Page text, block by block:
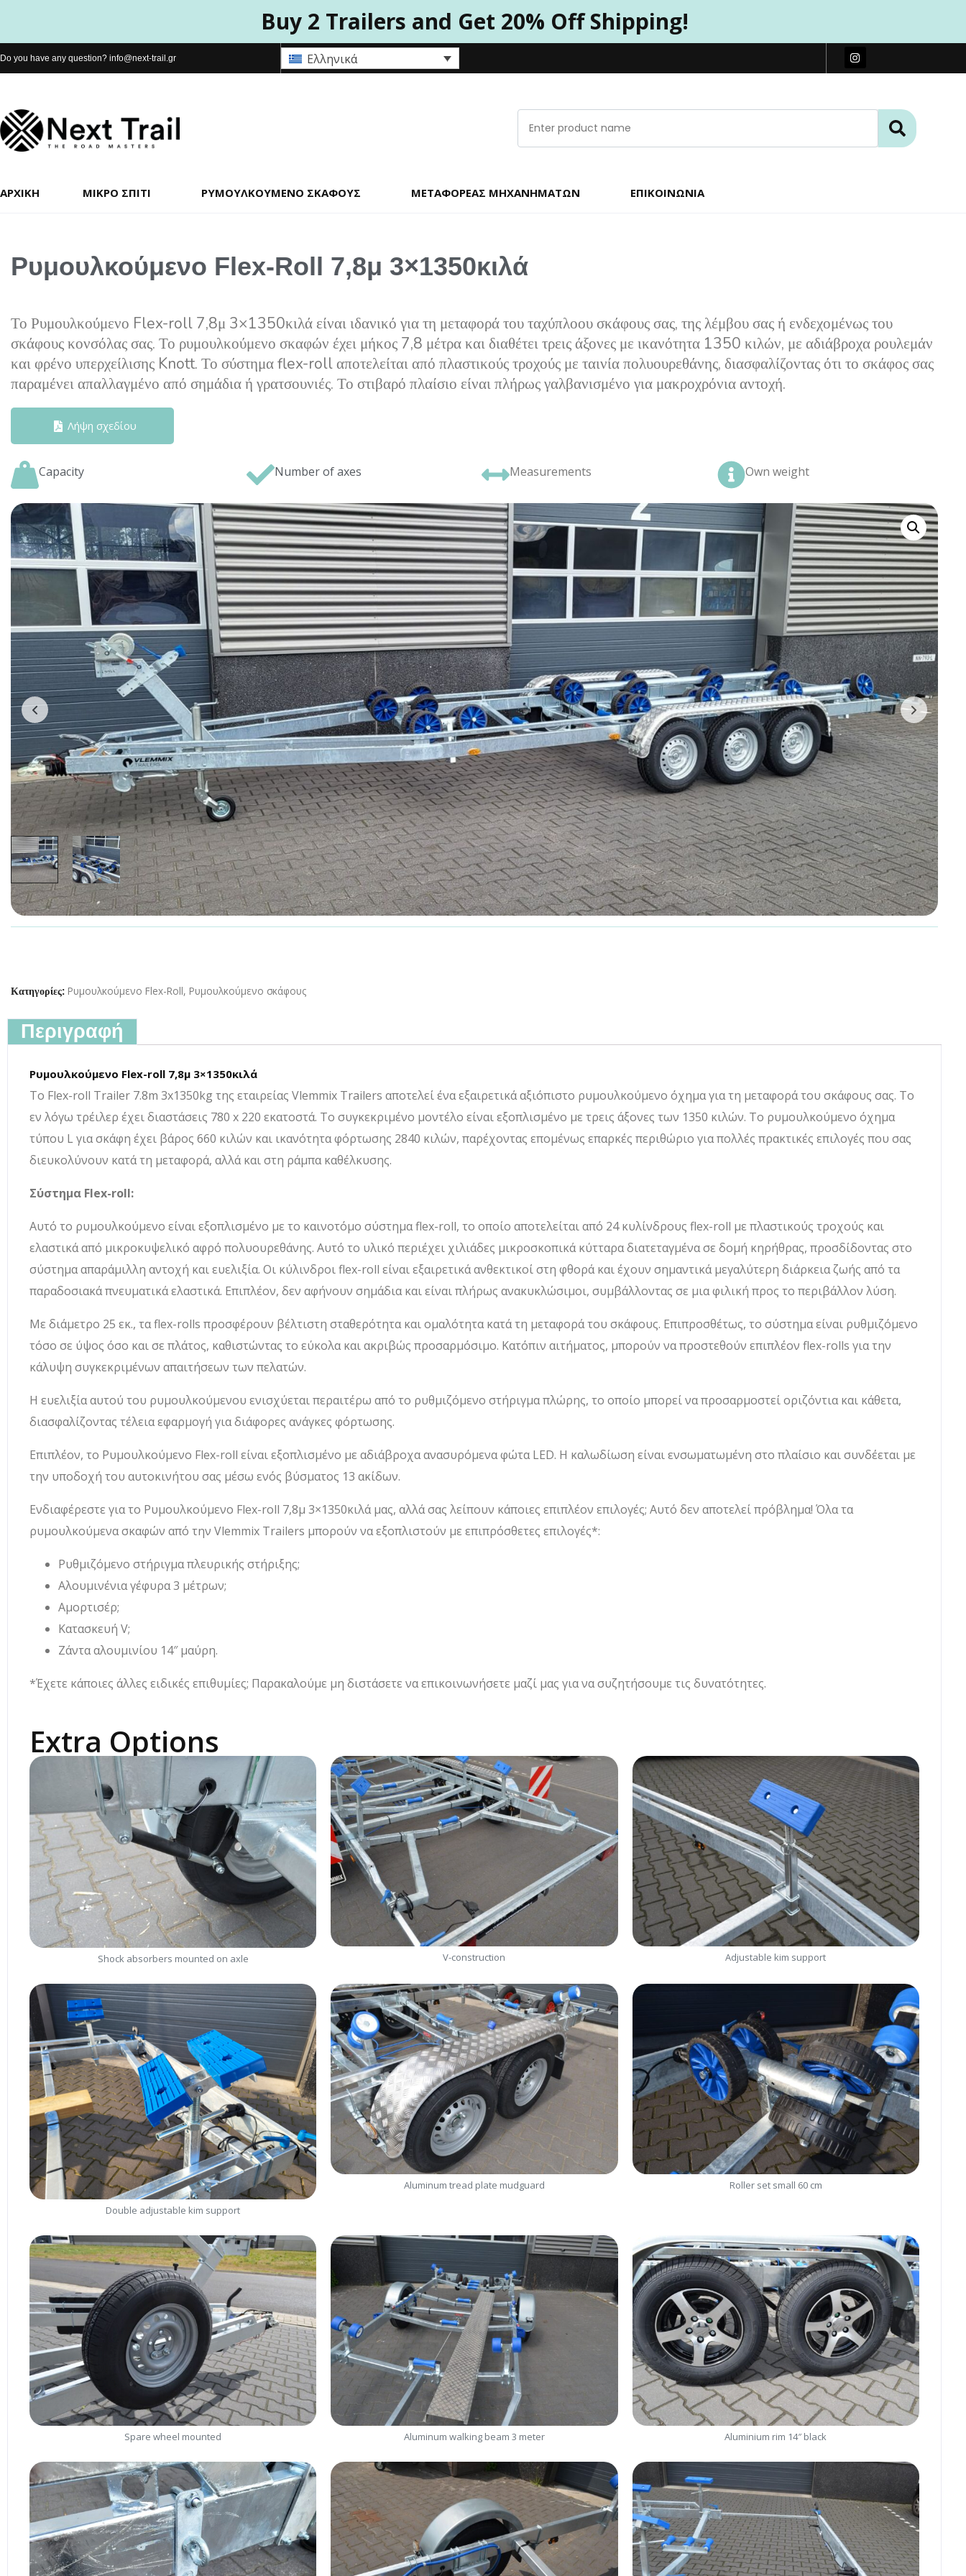
Buy 2 Trailers and Get 20% Off Shipping!
Do you have any question? info@next-trail.gr Ελληνικά
ΑΡΧΙΚΉ ΜΙΚΡΌ ΣΠΊΤΙ ΡΥΜΟΥΛΚΟΎΜΕΝΟ ΣΚΆΦΟΥΣ ΜΕΤΑΦΟΡΈΑΣ ΜΗΧΑΝΗΜΆΤΩΝ ΕΠΙΚΟΙΝΩΝΊΑ
Ρυμουλκούμενο Flex-Roll 7,8μ 3×1350κιλά
Το Ρυμουλκούμενο Flex-roll 7,8μ 3×1350κιλά είναι ιδανικό για τη μεταφορά του ταχύπλοου σκάφους σας, της λέμβου σας ή ενδεχομένως του
σκάφους κονσόλας σας. Το ρυμουλκούμενο σκαφών έχει μήκος 7,8 μέτρα και διαθέτει τρεις άξονες με ικανότητα 1350 κιλών, με αδιάβροχα ρουλεμάν
και φρένο υπερχείλισης Knott. Το σύστημα flex-roll αποτελείται από πλαστικούς τροχούς με ταινία πολυουρεθάνης, διασφαλίζοντας ότι το σκάφος σας
παραμένει απαλλαγμένο από σημάδια ή γρατσουνιές. Το στιβαρό πλαίσιο είναι πλήρως γαλβανισμένο για μακροχρόνια αντοχή.
Λήψη σχεδίου
Capacity Number of axes Measurements Own weight
Κατηγορίες: Ρυμουλκούμενο Flex-Roll, Ρυμουλκούμενο σκάφους
Περιγραφή
Ρυμουλκούμενο Flex-roll 7,8μ 3×1350κιλά
Το Flex-roll Trailer 7.8m 3x1350kg της εταιρείας Vlemmix Trailers αποτελεί ένα εξαιρετικά αξιόπιστο ρυμουλκούμενο όχημα για τη μεταφορά του σκάφους σας. Το
εν λόγω τρέιλερ έχει διαστάσεις 780 x 220 εκατοστά. Το συγκεκριμένο μοντέλο είναι εξοπλισμένο με τρεις άξονες των 1350 κιλών. Το ρυμουλκούμενο όχημα
τύπου L για σκάφη έχει βάρος 660 κιλών και ικανότητα φόρτωσης 2840 κιλών, παρέχοντας επομένως επαρκές περιθώριο για πολλές πρακτικές επιλογές που σας
διευκολύνουν κατά τη μεταφορά, αλλά και στη ράμπα καθέλκυσης.
Σύστημα Flex-roll:
Αυτό το ρυμουλκούμενο είναι εξοπλισμένο με το καινοτόμο σύστημα flex-roll, το οποίο αποτελείται από 24 κυλίνδρους flex-roll με πλαστικούς τροχούς και
ελαστικά από μικροκυψελικό αφρό πολυουρεθάνης. Αυτό το υλικό περιέχει χιλιάδες μικροσκοπικά κύτταρα διατεταγμένα σε δομή κηρήθρας, προσδίδοντας στο
σύστημα απαράμιλλη αντοχή και ευελιξία. Οι κύλινδροι flex-roll είναι εξαιρετικά ανθεκτικοί στη φθορά και έχουν σημαντικά μεγαλύτερη διάρκεια ζωής από τα
παραδοσιακά πνευματικά ελαστικά. Επιπλέον, δεν αφήνουν σημάδια και είναι πλήρως ανακυκλώσιμοι, συμβάλλοντας σε μια φιλική προς το περιβάλλον λύση.
Με διάμετρο 25 εκ., τα flex-rolls προσφέρουν βέλτιστη σταθερότητα και ομαλότητα κατά τη μεταφορά του σκάφους. Επιπροσθέτως, το σύστημα είναι ρυθμιζόμενο
τόσο σε ύψος όσο και σε πλάτος, καθιστώντας το εύκολα και ακριβώς προσαρμόσιμο. Κατόπιν αιτήματος, μπορούν να προστεθούν επιπλέον flex-rolls για την
κάλυψη συγκεκριμένων απαιτήσεων των πελατών.
Η ευελιξία αυτού του ρυμουλκούμενου ενισχύεται περαιτέρω από το ρυθμιζόμενο στήριγμα πλώρης, το οποίο μπορεί να προσαρμοστεί οριζόντια και κάθετα,
διασφαλίζοντας τέλεια εφαρμογή για διάφορες ανάγκες φόρτωσης.
Επιπλέον, το Ρυμουλκούμενο Flex-roll είναι εξοπλισμένο με αδιάβροχα ανασυρόμενα φώτα LED. Η καλωδίωση είναι ενσωματωμένη στο πλαίσιο και συνδέεται με
την υποδοχή του αυτοκινήτου σας μέσω ενός βύσματος 13 ακίδων.
Ενδιαφέρεστε για το Ρυμουλκούμενο Flex-roll 7,8μ 3×1350κιλά μας, αλλά σας λείπουν κάποιες επιπλέον επιλογές; Αυτό δεν αποτελεί πρόβλημα! Όλα τα
ρυμουλκούμενα σκαφών από την Vlemmix Trailers μπορούν να εξοπλιστούν με επιπρόσθετες επιλογές*:
Ρυθμιζόμενο στήριγμα πλευρικής στήριξης;
Αλουμινένια γέφυρα 3 μέτρων;
Αμορτισέρ;
Κατασκευή V;
Ζάντα αλουμινίου 14″ μαύρη.
*Έχετε κάποιες άλλες ειδικές επιθυμίες; Παρακαλούμε μη διστάσετε να επικοινωνήσετε μαζί μας για να συζητήσουμε τις δυνατότητες.
Extra Options
Shock absorbers mounted on axle V-construction Adjustable kim support
Double adjustable kim support
Aluminum tread plate mudguard Roller set small 60 cm
Spare wheel mounted Aluminum walking beam 3 meter Aluminium rim 14″ black